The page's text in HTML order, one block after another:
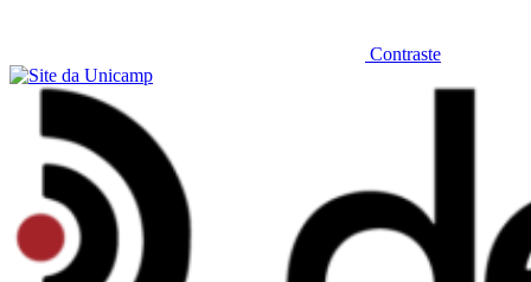
Contraste